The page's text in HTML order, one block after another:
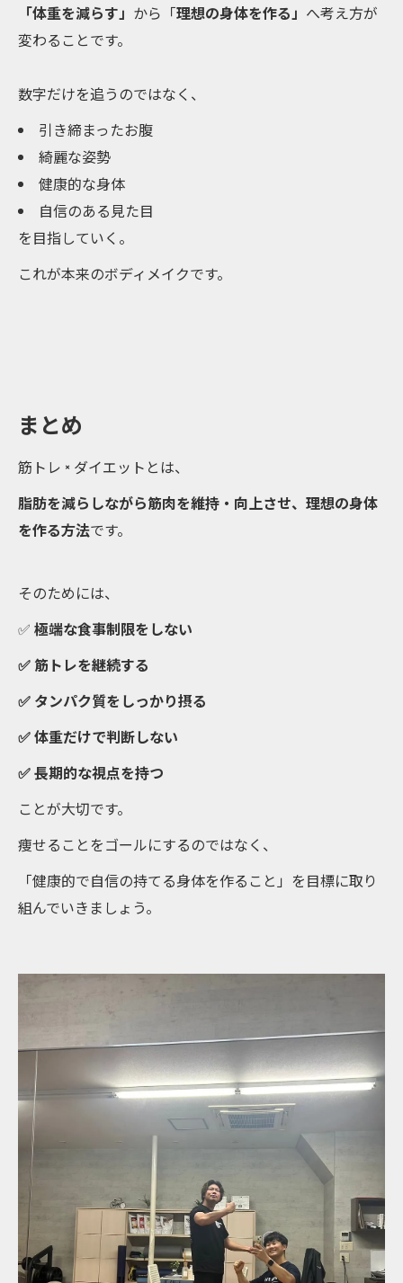
「体重を減らす」 から「理想の身体を作る」 へ考え方が
変わることです。
数字だけを追うのではなく、
引き締まったお腹
綺麗な姿勢
健康的な身体
自信のある見た目
を目指していく。
これが本来のボディメイクです。
まとめ
筋トレ × ダイエットとは、
脂肪を減らしながら筋肉を維持・向上させ、理想の身体
を作る方法です。
そのためには、
✅ 極端な食事制限をしない
✅ 筋トレを継続する
✅ タンパク質をしっかり摂る
✅ 体重だけで判断しない
✅ 長期的な視点を持つ
ことが大切です。
痩せることをゴールにするのではなく、
「健康的で自信の持てる身体を作ること」を目標に取り
組んでいきましょう。